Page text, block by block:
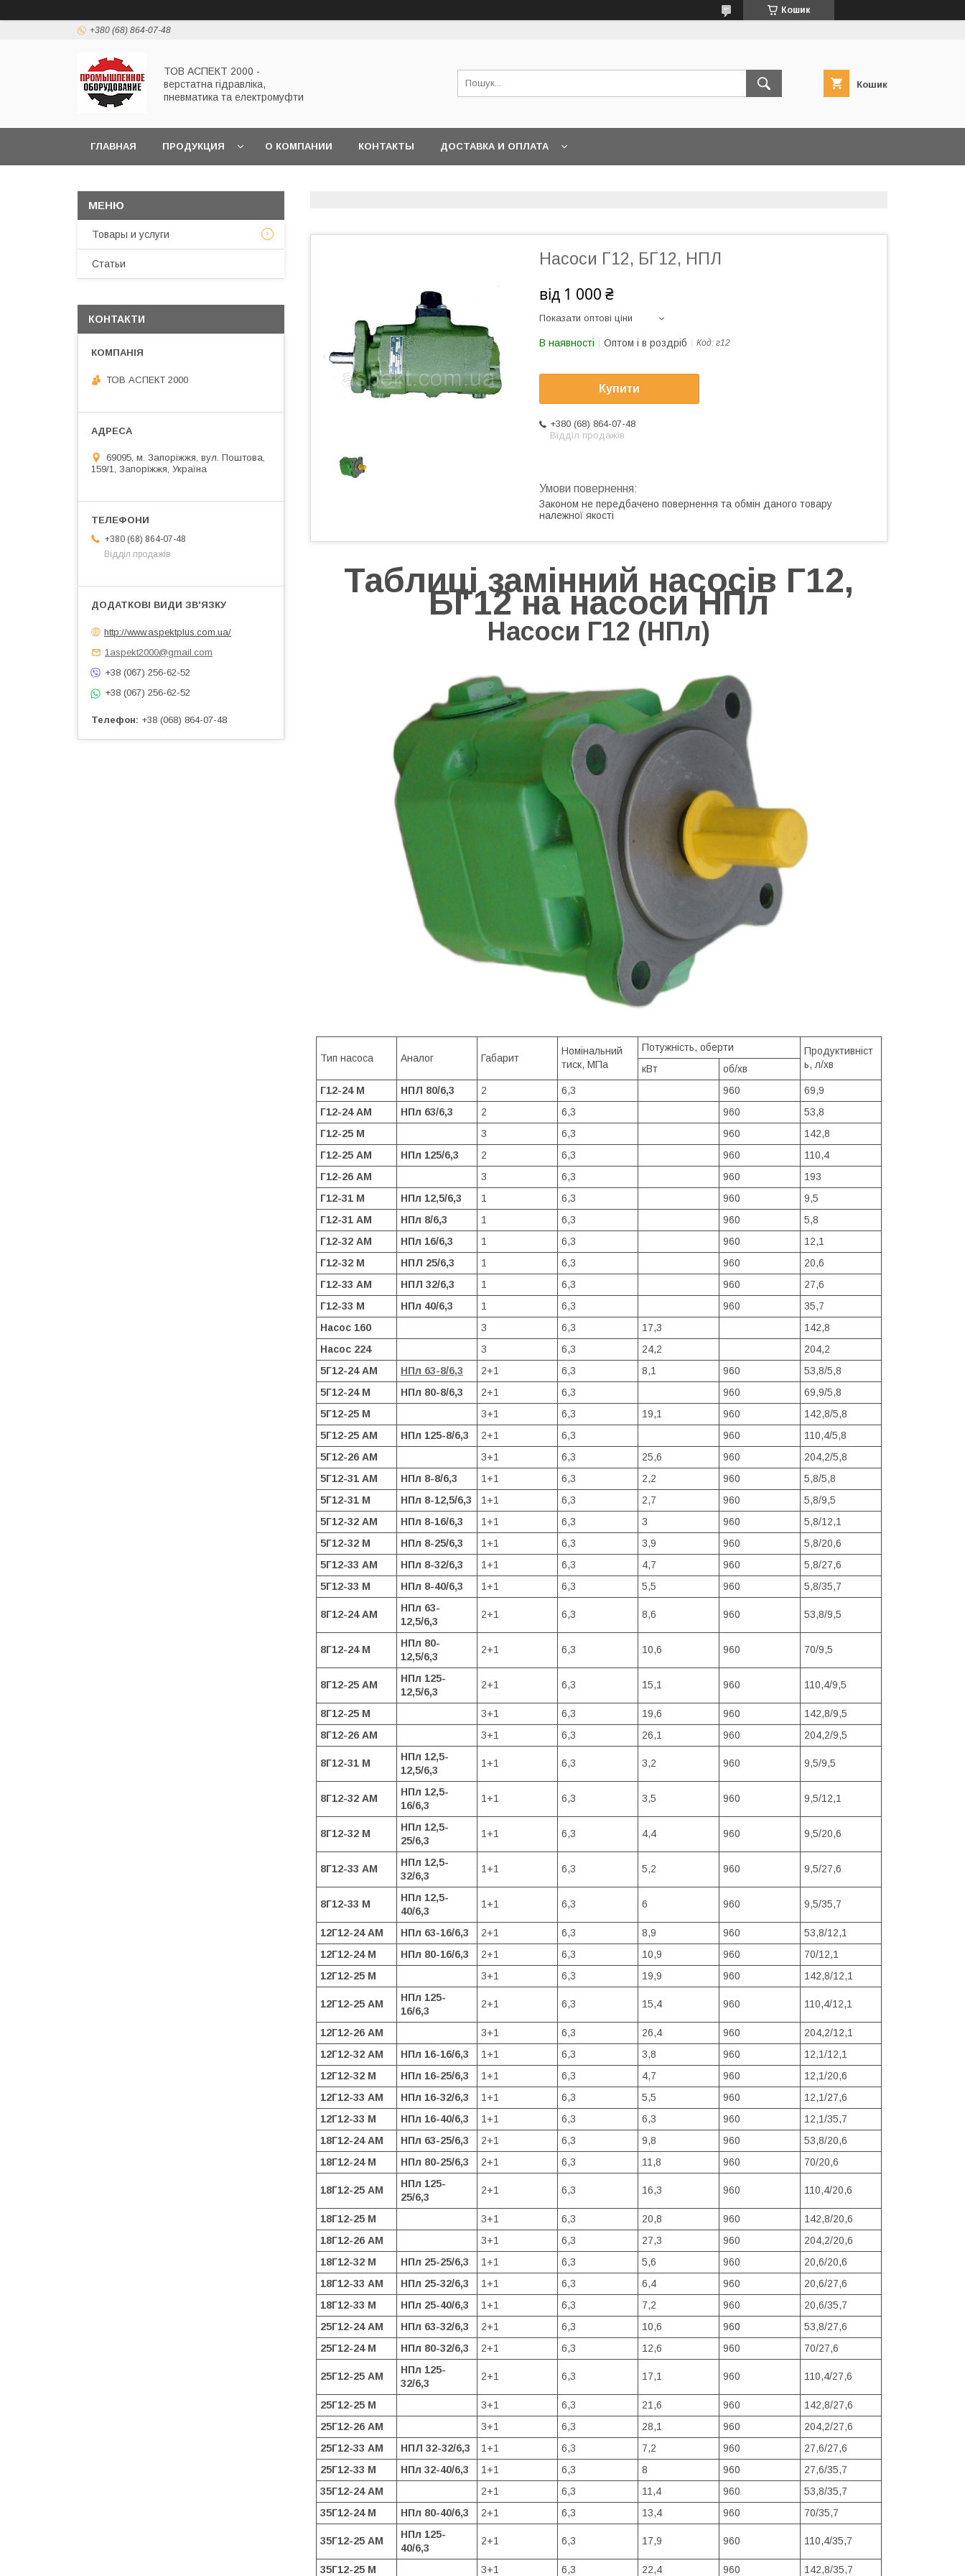
Кошик
+380 (68) 864-07-48
ТОВ АСПЕКТ 2000 -
верстатна гідравліка,
пневматика та електромуфти
Кошик
ГЛАВНАЯ ПРОДУКЦИЯ О КОМПАНИИ КОНТАКТЫ ДОСТАВКА И ОПЛАТА
Насоси Г12, БГ12, НПЛ
від 1 000 ₴
Показати оптові ціни
В наявності Оптом і в роздріб Код: г12
Купити
+380 (68) 864-07-48
Відділ продажів
Законом не передбачено повернення та обмін даного товару
належної якості
Таблиці замінний насосів Г12,
БГ12 на насоси НПл
Насоси Г12 (НПл)
Тип насоса Аналог Габарит
Номінальний
тиск, МПа
Потужність, оберти
Продуктивніст
ь, л/хв
кВт
об/хв
Г12-24 М
НПЛ 80/6,3 2 6,3 960
69,9
Г12-24 АМ
НПл 63/6,3 2 6,3 960
53,8
Г12-25 М
3 6,3 960
142,8
Г12-25 АМ
НПл 125/6,3 2 6,3 960
110,4
Г12-26 АМ
3 6,3 960
193
Г12-31 М
НПл 12,5/6,3 1 6,3 960
9,5
Г12-31 АМ
НПл 8/6,3 1 6,3 960
5,8
Г12-32 АМ
НПл 16/6,3 1 6,3 960
12,1
Г12-32 М
НПЛ 25/6,3 1 6,3 960
20,6
Г12-33 АМ
НПЛ 32/6,3 1 6,3 960
27,6
Г12-33 М
НПл 40/6,3 1 6,3 960
35,7
Насос 160
3 6,3 17,3
142,8
Насос 224
3 6,3 24,2
204,2
5Г12-24 АМ
НПл 63-8/6,3 2+1 6,3 8,1 960
53,8/5,8
5Г12-24 М
НПл 80-8/6,3 2+1 6,3 960
69,9/5,8
5Г12-25 М
3+1 6,3 19,1 960
142,8/5,8
5Г12-25 АМ
НПл 125-8/6,3 2+1 6,3 960
110,4/5,8
5Г12-26 АМ
3+1 6,3 25,6 960
204,2/5,8
5Г12-31 АМ
НПл 8-8/6,3 1+1 6,3 2,2 960
5,8/5,8
5Г12-31 М
НПл 8-12,5/6,3 1+1 6,3 2,7 960
5,8/9,5
5Г12-32 АМ
НПл 8-16/6,3 1+1 6,3 3 960
5,8/12,1
5Г12-32 М
НПл 8-25/6,3 1+1 6,3 3,9 960
5,8/20,6
5Г12-33 АМ
НПл 8-32/6,3 1+1 6,3 4,7 960
5,8/27,6
5Г12-33 М
НПл 8-40/6,3 1+1 6,3 5,5 960 5,8/35,7
8Г12-24 АМ
НПл 63-
12,5/6,3
2+1 6,3 8,6 960 53,8/9,5
8Г12-24 М
НПл 80-
12,5/6,3
2+1 6,3 10,6 960 70/9,5
8Г12-25 АМ
НПл 125-
12,5/6,3
2+1 6,3 15,1 960 110,4/9,5
8Г12-25 М 3+1 6,3 19,6 960
142,8/9,5
8Г12-26 АМ
3+1 6,3 26,1 960 204,2/9,5
8Г12-31 М
НПл 12,5-
12,5/6,3
1+1 6,3 3,2 960 9,5/9,5
8Г12-32 АМ
НПл 12,5-
16/6,3
1+1 6,3 3,5 960 9,5/12,1
8Г12-32 М
НПл 12,5-
25/6,3
1+1 6,3 4,4 960 9,5/20,6
8Г12-33 АМ
НПл 12,5-
32/6,3
1+1 6,3 5,2 960 9,5/27,6
8Г12-33 М
НПл 12,5-
40/6,3
1+1 6,3 6 960 9,5/35,7
12Г12-24 АМ НПл 63-16/6,3 2+1 6,3 8,9 960
53,8/12,1
12Г12-24 М
НПл 80-16/6,3 2+1 6,3 10,9 960
70/12,1
12Г12-25 М
3+1 6,3 19,9 960 142,8/12,1
12Г12-25 АМ
НПл 125-
16/6,3
2+1 6,3 15,4 960 110,4/12,1
12Г12-26 АМ 3+1 6,3 26,4 960
204,2/12,1
12Г12-32 АМ
НПл 16-16/6,3 1+1 6,3 3,8 960
12,1/12,1
12Г12-32 М
НПл 16-25/6,3 1+1 6,3 4,7 960
12,1/20,6
12Г12-33 АМ
НПл 16-32/6,3 1+1 6,3 5,5 960
12,1/27,6
12Г12-33 М
НПл 16-40/6,3 1+1 6,3 6,3 960
12,1/35,7
18Г12-24 АМ
НПл 63-25/6,3 2+1 6,3 9,8 960
53,8/20,6
18Г12-24 М
НПл 80-25/6,3 2+1 6,3 11,8 960 70/20,6
18Г12-25 АМ
НПл 125-
25/6,3
2+1 6,3 16,3 960 110,4/20,6
18Г12-25 М 3+1 6,3 20,8 960
142,8/20,6
18Г12-26 АМ
3+1 6,3 27,3 960
204,2/20,6
18Г12-32 М
НПл 25-25/6,3 1+1 6,3 5,6 960
20,6/20,6
18Г12-33 АМ
НПл 25-32/6,3 1+1 6,3 6,4 960
20,6/27,6
18Г12-33 М
НПл 25-40/6,3 1+1 6,3 7,2 960
20,6/35,7
25Г12-24 АМ
НПл 63-32/6,3 2+1 6,3 10,6 960
53,8/27,6
25Г12-24 М
НПл 80-32/6,3 2+1 6,3 12,6 960 70/27,6
25Г12-25 АМ
НПл 125-
32/6,3
2+1 6,3 17,1 960 110,4/27,6
25Г12-25 М 3+1 6,3 21,6 960
142,8/27,6
25Г12-26 АМ
3+1 6,3 28,1 960
204,2/27,6
25Г12-33 АМ
НПЛ 32-32/6,3 1+1 6,3 7,2 960
27,6/27,6
25Г12-33 М
НПл 32-40/6,3 1+1 6,3 8 960
27,6/35,7
35Г12-24 АМ
2+1 6,3 11,4 960
53,8/35,7
35Г12-24 М
НПл 80-40/6,3 2+1 6,3 13,4 960 70/35,7
35Г12-25 АМ
НПл 125-
40/6,3
2+1 6,3 17,9 960 110,4/35,7
35Г12-25 М 3+1 6,3 22,4 960 142,8/35,7
Товары и услуги
Статьи
КОНТАКТИ
ТОВ АСПЕКТ 2000
69095, м. Запоріжжя, вул. Поштова,
159/1, Запоріжжя, Україна
+380 (68) 864-07-48
Відділ продажів
http://www.aspektplus.com.ua/
1aspekt2000@gmail.com
+38 (067) 256-62-52
+38 (067) 256-62-52
Телефон +38 (068) 864-07-48